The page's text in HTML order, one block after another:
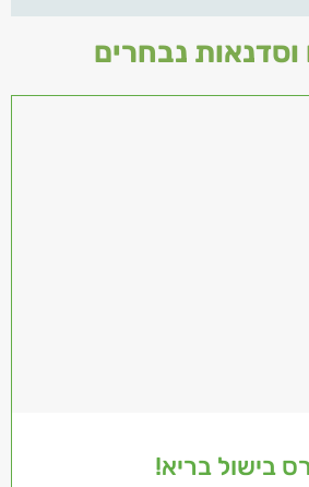
וסדנאות נבחרים
בישול בריא!